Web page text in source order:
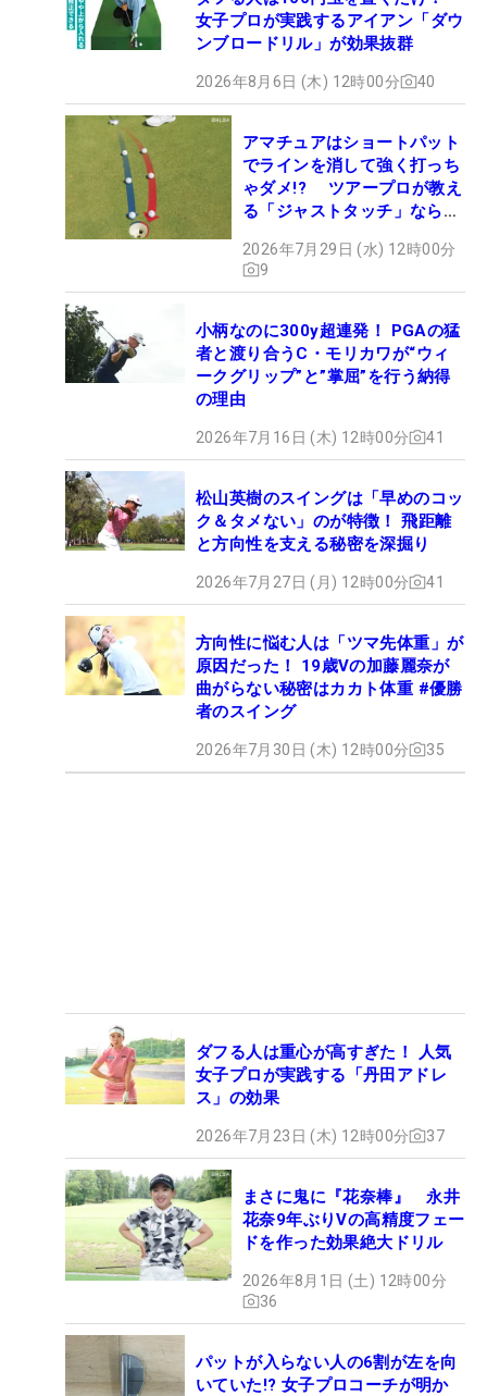
女子プロが実践するアイアン「ダウ
ンブロードリル」が効果抜群
2026年8月6日 (木) 12時00分 40
アマチュアはショートパット
でラインを消して強く打っち
ゃダメ!? ツアープロが教え
る「ジャストタッチ」なら3
2026年7月29日 (水) 12時00分
9
小柄なのに300y超連発！ PGAの猛
者と渡り合うC・モリカワが“ウィ
ークグリップ”と”掌屈”を行う納得
の理由
2026年7月16日 (木) 12時00分 41
松山英樹のスイングは「早めのコッ
ク＆タメない」のが特徴！ 飛距離
と方向性を支える秘密を深掘り
2026年7月27日 (月) 12時00分 41
方向性に悩む人は「ツマ先体重」が
原因だった！ 19歳Vの加藤麗奈が
曲がらない秘密はカカト体重 #優勝
者のスイング
2026年7月30日 (木) 12時00分 35
ダフる人は重心が高すぎた！ 人気
女子プロが実践する「丹田アドレ
ス」の効果
2026年7月23日 (木) 12時00分 37
まさに鬼に『花奈棒』 永井
花奈9年ぶりVの高精度フェー
ドを作った効果絶大ドリル
2026年8月1日 (土) 12時00分
36
パットが入らない人の6割が左を向
いていた!? 女子プロコーチが明か